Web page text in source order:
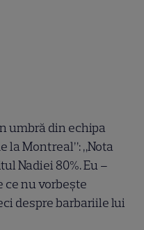
umbră din echipa
la Montreal”: „Nota
Nadiei 80%. Eu –
ce nu vorbește
despre barbariile lui